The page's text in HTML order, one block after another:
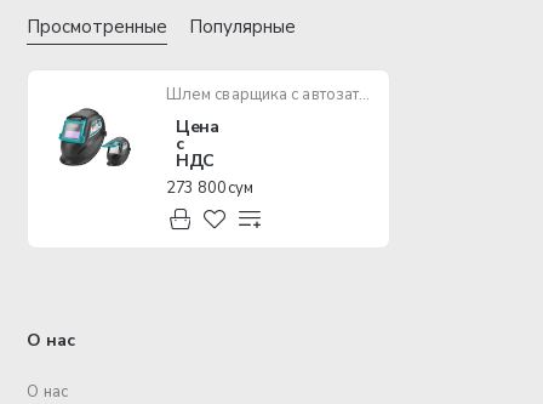
Просмотренные Популярные
Шлем сварщика с автозатемнением TOTAL TSP9309
Цена
с
НДС
273 800 сум
О нас
О нас